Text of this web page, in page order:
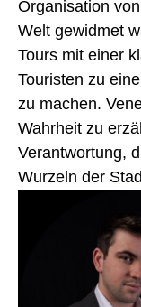
Organisation
Welt gewidmet
Tours mit einer
Touristen zu
zu machen.
Wahrheit zu
Verantwortung,
Wurzeln der